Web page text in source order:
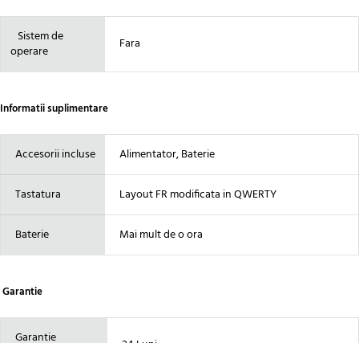
Sistem de
operare
Fara
Informatii suplimentare
Accesorii incluse Alimentator, Baterie
Tastatura Layout FR modificata in QWERTY
Baterie Mai mult de o ora
Garantie
Garantie